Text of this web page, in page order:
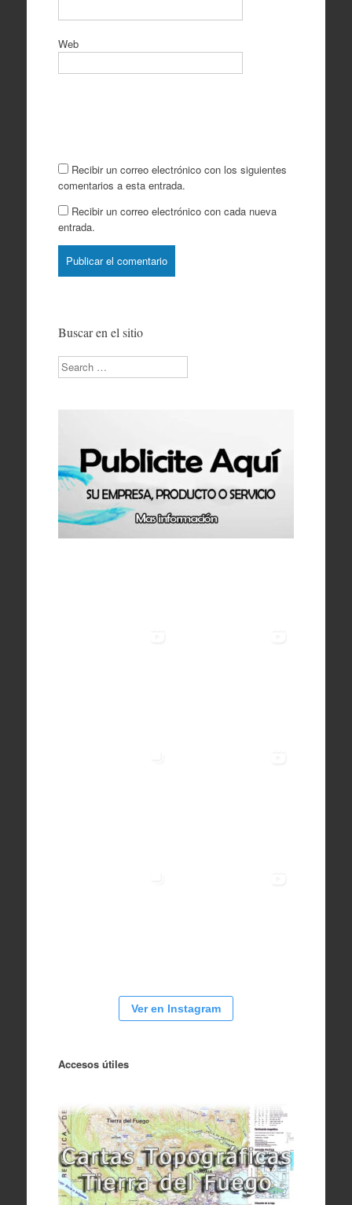
Web
Recibir un correo electrónico con los siguientes
comentarios a esta entrada.
Recibir un correo electrónico con cada nueva
entrada.
Buscar en el sitio
Search
Ver en Instagram
Accesos útiles